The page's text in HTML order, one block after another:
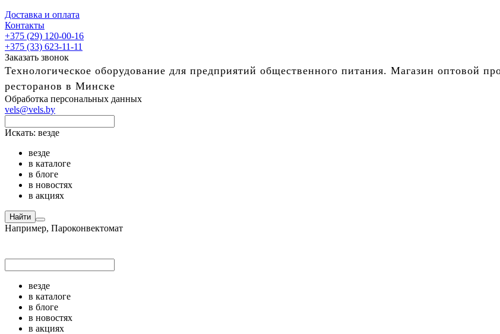
Доставка и оплата
Контакты
+375 (29) 120-00-16
+375 (33) 623-11-11
Заказать звонок
Технологическое оборудование для предприятий общественного питания. Магазин оптовой
ресторанов в Минске
Обработка персональных данных
vels@vels.by
Искать: везде
везде
в каталоге
в блоге
в новостях
в акциях
Найти
Например, Пароконвектомат
везде
в каталоге
в блоге
в новостях
в акциях